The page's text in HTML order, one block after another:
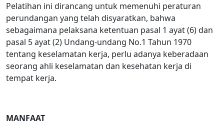
Pelatihan ini dirancang untuk memenuhi peraturan
perundangan yang telah disyaratkan, bahwa
sebagaimana pelaksana ketentuan pasal 1 ayat (6) dan
pasal 5 ayat (2) Undang-undang No.1 Tahun 1970
tentang keselamatan kerja, perlu adanya keberadaan
seorang ahli keselamatan dan kesehatan kerja di
tempat kerja.
MANFAAT